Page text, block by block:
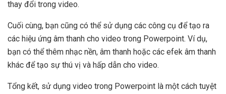
thay đổi trong video.
Cuối cùng, bạn cũng có thể sử dụng các công cụ để tạo ra
các hiệu ứng âm thanh cho video trong Powerpoint. Ví dụ,
bạn có thể thêm nhạc nền, âm thanh hoặc các efek âm thanh
khác để tạo sự thú vị và hấp dẫn cho video.
Tổng kết, sử dụng video trong Powerpoint là một cách tuyệt